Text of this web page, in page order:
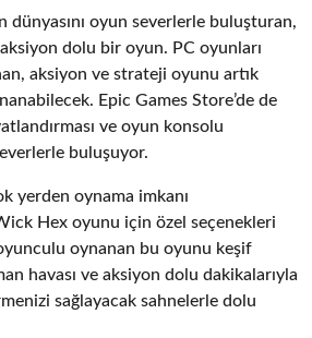
dünyasını oyun severlerle buluşturan,
dolu bir oyun. PC oyunları
aksiyon ve strateji oyunu artık
Epic Games Store’de de
ve oyun konsolu
buluşuyor.
yerden oynama imkanı
Hex oyunu için özel seçenekleri
oynanan bu oyunu keşif
havası ve aksiyon dolu dakikalarıyla
sağlayacak sahnelerle dolu